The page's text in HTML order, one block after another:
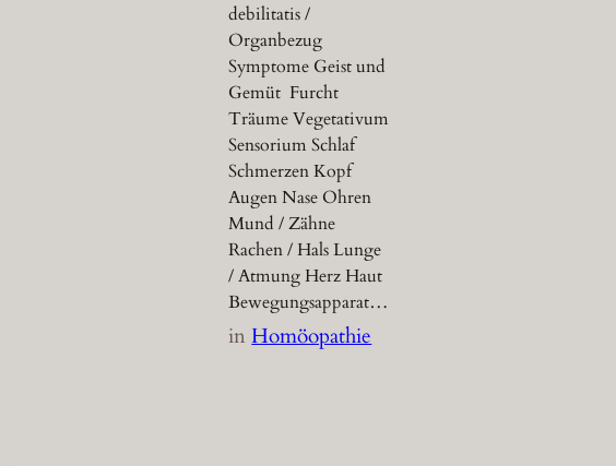
debilitatis /
Organbezug
Symptome Geist und
Gemüt Furcht
Träume Vegetativum
Sensorium Schlaf
Schmerzen Kopf
Augen Nase Ohren
Mund / Zähne
Rachen / Hals Lunge
/ Atmung Herz Haut
Bewegungsapparat…
inHomöopathie